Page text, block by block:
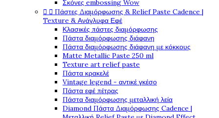
Σκόνες embossing Wow
  Πάστες Διαμόρφωσης & Relief Paste Cadence |
Texture & Ανάγλυφα Εφέ
Κλασικές πάστες διαμόρφωσης
Πάστα διαμόρφωσης διάφανη
Πάστα διαμόρφωσης διάφανη με κόκκους
Matte Metallic Paste 250 ml
Texture art relief paste
Πάστα κρακελέ
Vintage legend - αντικέ γκέσο
Πάστα εφέ πέτρας
Πάστα διαμόρφωσης μεταλλική λεία
Diamond Πάστα Διαμόρφωσης Cadence |